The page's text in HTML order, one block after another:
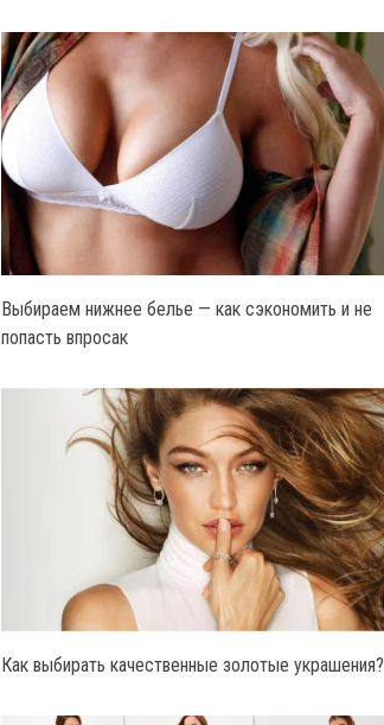
Выбираем нижнее белье — как сэкономить и не
попасть впросак
Как выбирать качественные золотые украшения?